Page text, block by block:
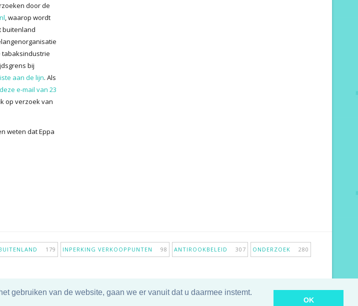
gebruiken van de website, gaan we er vanuit dat u daarmee instemt.
OK
door de
, waarop wordt
buitenland
tabaksindustrie
bij
aan de lijn. Als
deze e-mail van 23
op verzoek van
weten dat Eppa
179 INPERKING VERKOOPPUNTEN 98 ANTIROOKBELEID 307 ONDERZOEK 280